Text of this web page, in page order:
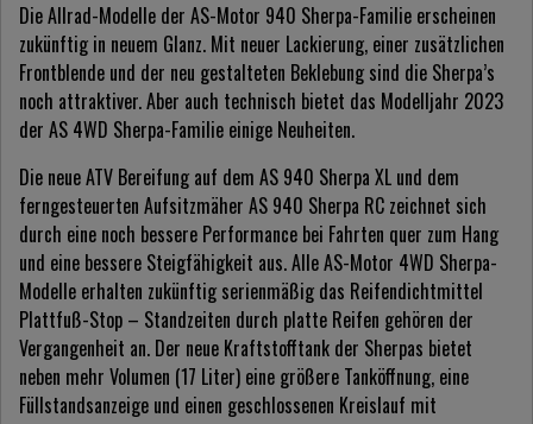
Die Allrad-Modelle der AS-Motor 940 Sherpa-Familie erscheinen
zukünftig in neuem Glanz. Mit neuer Lackierung, einer zusätzlichen
Frontblende und der neu gestalteten Beklebung sind die Sherpa’s
noch attraktiver. Aber auch technisch bietet das Modelljahr 2023
der AS 4WD Sherpa-Familie einige Neuheiten.
Die neue ATV Bereifung auf dem AS 940 Sherpa XL und dem
ferngesteuerten Aufsitzmäher AS 940 Sherpa RC zeichnet sich
durch eine noch bessere Performance bei Fahrten quer zum Hang
und eine bessere Steigfähigkeit aus. Alle AS-Motor 4WD Sherpa-
Modelle erhalten zukünftig serienmäßig das Reifendichtmittel
Plattfuß-Stop – Standzeiten durch platte Reifen gehören der
Vergangenheit an. Der neue Kraftstofftank der Sherpas bietet
neben mehr Volumen (17 Liter) eine größere Tanköffnung, eine
Füllstandsanzeige und einen geschlossenen Kreislauf mit